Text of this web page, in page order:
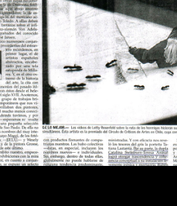
EL MERCURIO
EL 2002
Publications